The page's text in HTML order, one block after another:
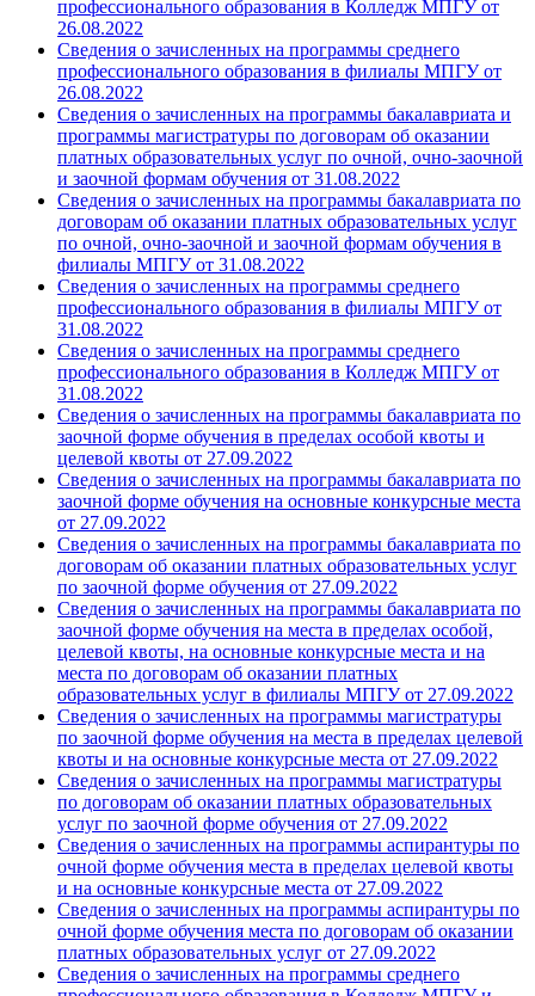
профессионального образования в Колледж МПГУ от
26.08.2022
Сведения о зачисленных на программы среднего
профессионального образования в филиалы МПГУ от
26.08.2022
Сведения о зачисленных на программы бакалавриата и
программы магистратуры по договорам об оказании
платных образовательных услуг по очной, очно-заочной
и заочной формам обучения от 31.08.2022
Сведения о зачисленных на программы бакалавриата по
договорам об оказании платных образовательных услуг
по очной, очно-заочной и заочной формам обучения в
филиалы МПГУ от 31.08.2022
Сведения о зачисленных на программы среднего
профессионального образования в филиалы МПГУ от
31.08.2022
Сведения о зачисленных на программы среднего
профессионального образования в Колледж МПГУ от
31.08.2022
Сведения о зачисленных на программы бакалавриата по
заочной форме обучения в пределах особой квоты и
целевой квоты от 27.09.2022
Сведения о зачисленных на программы бакалавриата по
заочной форме обучения на основные конкурсные места
от 27.09.2022
Сведения о зачисленных на программы бакалавриата по
договорам об оказании платных образовательных услуг
по заочной форме обучения от 27.09.2022
Сведения о зачисленных на программы бакалавриата по
заочной форме обучения на места в пределах особой,
целевой квоты, на основные конкурсные места и на
места по договорам об оказании платных
образовательных услуг в филиалы МПГУ от 27.09.2022
Сведения о зачисленных на программы магистратуры
по заочной форме обучения на места в пределах целевой
квоты и на основные конкурсные места от 27.09.2022
Сведения о зачисленных на программы магистратуры
по договорам об оказании платных образовательных
услуг по заочной форме обучения от 27.09.2022
Сведения о зачисленных на программы аспирантуры по
очной форме обучения места в пределах целевой квоты
и на основные конкурсные места от 27.09.2022
Сведения о зачисленных на программы аспирантуры по
очной форме обучения места по договорам об оказании
платных образовательных услуг от 27.09.2022
Сведения о зачисленных на программы среднего